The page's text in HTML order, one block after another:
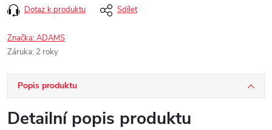
Dotaz k produktu Sdílet
Značka:ADAMS
Záruka: 2 roky
Popis produktu
Detailní popis produktu